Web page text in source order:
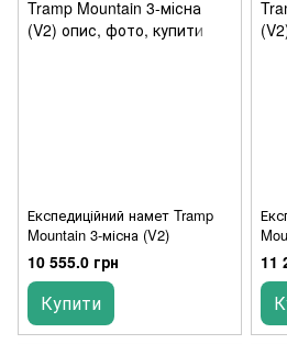
Експедиційний намет Tramp
Mountain 3-місна (V2)
10 555.0 грн
Купити
11